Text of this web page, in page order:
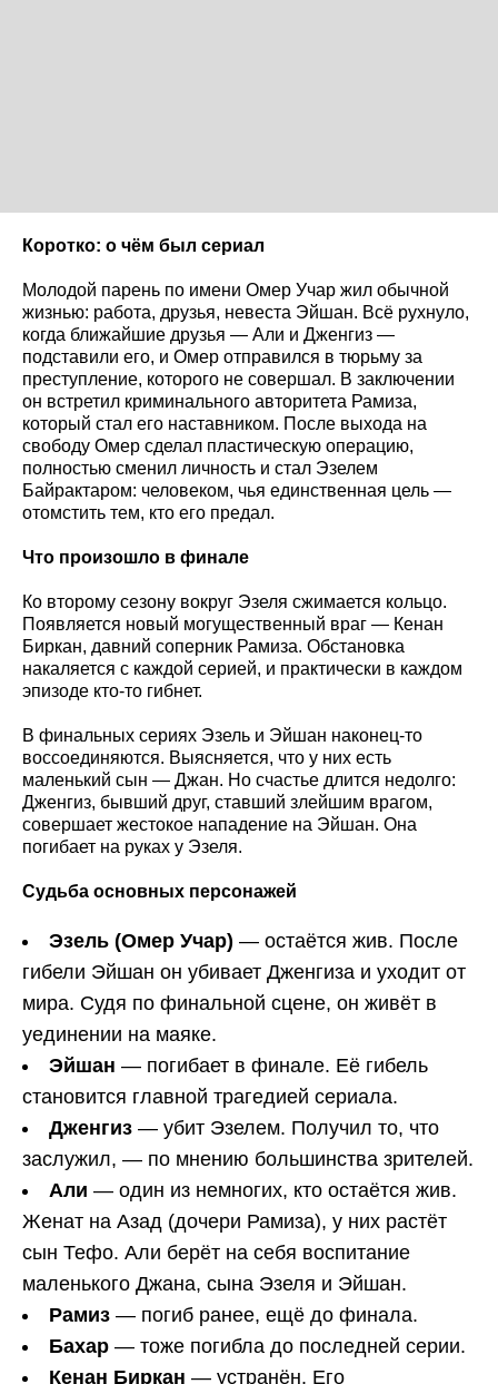
Коротко: о чём был сериал
Молодой парень по имени Омер Учар жил обычной
жизнью: работа, друзья, невеста Эйшан. Всё рухнуло,
когда ближайшие друзья — Али и Дженгиз —
подставили его, и Омер отправился в тюрьму за
преступление, которого не совершал. В заключении
он встретил криминального авторитета Рамиза,
который стал его наставником. После выхода на
свободу Омер сделал пластическую операцию,
полностью сменил личность и стал Эзелем
Байрактаром: человеком, чья единственная цель —
отомстить тем, кто его предал.
Что произошло в финале
Ко второму сезону вокруг Эзеля сжимается кольцо.
Появляется новый могущественный враг — Кенан
Биркан, давний соперник Рамиза. Обстановка
накаляется с каждой серией, и практически в каждом
эпизоде кто-то гибнет.
В финальных сериях Эзель и Эйшан наконец-то
воссоединяются. Выясняется, что у них есть
маленький сын — Джан. Но счастье длится недолго:
Дженгиз, бывший друг, ставший злейшим врагом,
совершает жестокое нападение на Эйшан. Она
погибает на руках у Эзеля.
Судьба основных персонажей
Эзель (Омер Учар) — остаётся жив. После
гибели Эйшан он убивает Дженгиза и уходит от
мира. Судя по финальной сцене, он живёт в
уединении на маяке.
Эйшан — погибает в финале. Её гибель
становится главной трагедией сериала.
Дженгиз — убит Эзелем. Получил то, что
заслужил, — по мнению большинства зрителей.
Али — один из немногих, кто остаётся жив.
Женат на Азад (дочери Рамиза), у них растёт
сын Тефо. Али берёт на себя воспитание
маленького Джана, сына Эзеля и Эйшан.
Рамиз — погиб ранее, ещё до финала.
Бахар — тоже погибла до последней серии.
Кенан Биркан — устранён. Его